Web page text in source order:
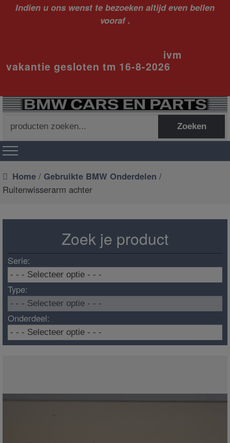
Indien u ons wenst te bezoeken altijd even bellen
vooraf .
ivm
vakantie gesloten tm 16-8-2026
naar:
Zoeken
Home / Gebruikte BMW Onderdelen /
Ruitenwisserarm achter
Zoek je product
Serie:
Type:
Onderdeel: